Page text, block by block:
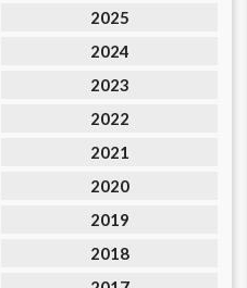
2025
2024
2023
2022
2021
2020
2019
2018